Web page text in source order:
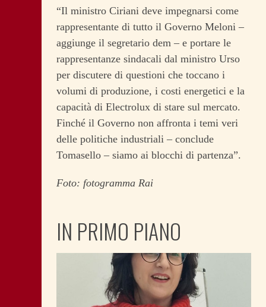
“Il ministro Ciriani deve impegnarsi come
rappresentante di tutto il Governo Meloni –
aggiunge il segretario dem – e portare le
rappresentanze sindacali dal ministro Urso
per discutere di questioni che toccano i
volumi di produzione, i costi energetici e la
capacità di Electrolux di stare sul mercato.
Finché il Governo non affronta i temi veri
delle politiche industriali – conclude
Tomasello – siamo ai blocchi di partenza”.
Foto: fotogramma Rai
IN PRIMO PIANO